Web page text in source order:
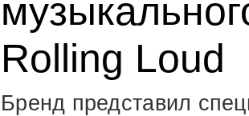
Rolling Loud
Бренд представил